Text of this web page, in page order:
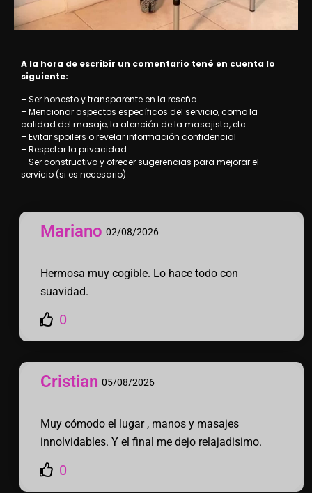
A la hora de escribir un comentario tené en cuenta lo
siguiente:
– Ser honesto y transparente en la reseña
– Mencionar aspectos específicos del servicio, como la
calidad del masaje, la atención de la masajista, etc.
– Evitar spoilers o revelar información confidencial
– Respetar la privacidad.
– Ser constructivo y ofrecer sugerencias para mejorar el
servicio (si es necesario)
Cristian 05/08/2026
Muy cómodo el lugar , manos y masajes
innolvidables. Y el final me dejo relajadisimo.
0
Mariano 02/08/2026
Hermosa muy cogible. Lo hace todo con
suavidad.
0